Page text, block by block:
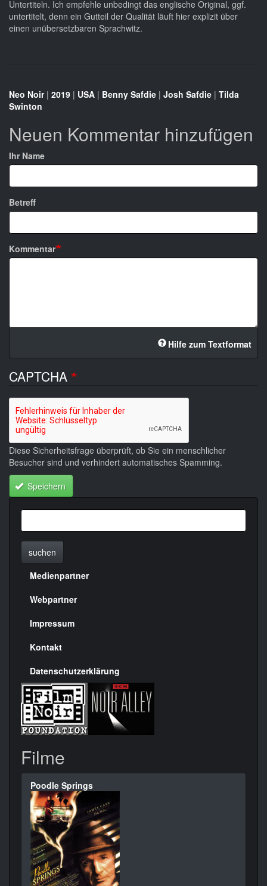
Untertiteln. Ich empfehle unbedingt das englische Original, ggf.
untertitelt, denn ein Gutteil der Qualität läuft hier explizit über
einen unübersetzbaren Sprachwitz.
Neo Noir| 2019 | USA | Benny Safdie | Josh Safdie | Tilda
Swinton
Neuen Kommentar hinzufügen
Ihr Name
Betreff
Kommentar
Hilfe zum Textformat
CAPTCHA
Diese Sicherheitsfrage überprüft, ob Sie ein menschlicher
Besucher sind und verhindert automatisches Spamming.
Speichern
suchen
Menülinks
rechte
Seite
Medienpartner
Webpartner
Impressum
Kontakt
Datenschutzerklärung
Filme
Poodle Springs